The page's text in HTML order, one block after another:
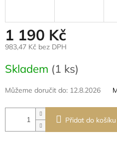
1 190 Kč
983,47 Kč bez DPH
cena:
Skladem (1 ks)
Můžeme doručit do: 12.8.2026
Přidat do košíku